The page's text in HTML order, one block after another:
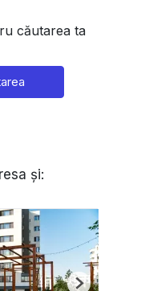
căutarea ta
și: